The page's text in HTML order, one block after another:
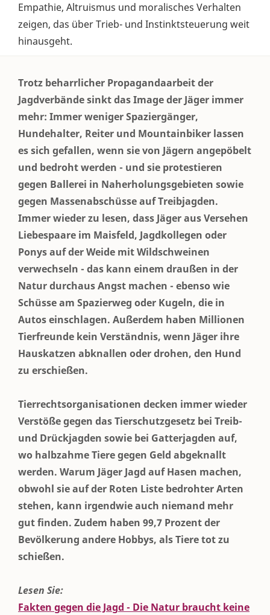
Empathie, Altruismus und moralisches Verhalten
zeigen, das über Trieb- und Instinktsteuerung weit
hinausgeht.
Trotz beharrlicher Propagandaarbeit der
Jagdverbände sinkt das Image der Jäger immer
mehr: Immer weniger Spaziergänger,
Hundehalter, Reiter und Mountainbiker lassen
es sich gefallen, wenn sie von Jägern angepöbelt
und bedroht werden - und sie protestieren
gegen Ballerei in Naherholungsgebieten sowie
gegen Massenabschüsse auf Treibjagden.
Immer wieder zu lesen, dass Jäger aus Versehen
Liebespaare im Maisfeld, Jagdkollegen oder
Ponys auf der Weide mit Wildschweinen
verwechseln - das kann einem draußen in der
Natur durchaus Angst machen - ebenso wie
Schüsse am Spazierweg oder Kugeln, die in
Autos einschlagen. Außerdem haben Millionen
Tierfreunde kein Verständnis, wenn Jäger ihre
Hauskatzen abknallen oder drohen, den Hund
zu erschießen.
Tierrechtsorganisationen decken immer wieder
Verstöße gegen das Tierschutzgesetz bei Treib-
und Drückjagden sowie bei Gatterjagden auf,
wo halbzahme Tiere gegen Geld abgeknallt
werden. Warum Jäger Jagd auf Hasen machen,
obwohl sie auf der Roten Liste bedrohter Arten
stehen, kann irgendwie auch niemand mehr
gut finden. Zudem haben 99,7 Prozent der
Bevölkerung andere Hobbys, als Tiere tot zu
schießen.
Lesen Sie:
Fakten gegen die Jagd - Die Natur braucht keine